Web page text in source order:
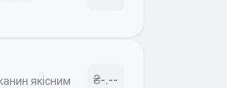
якісним
₴-.--